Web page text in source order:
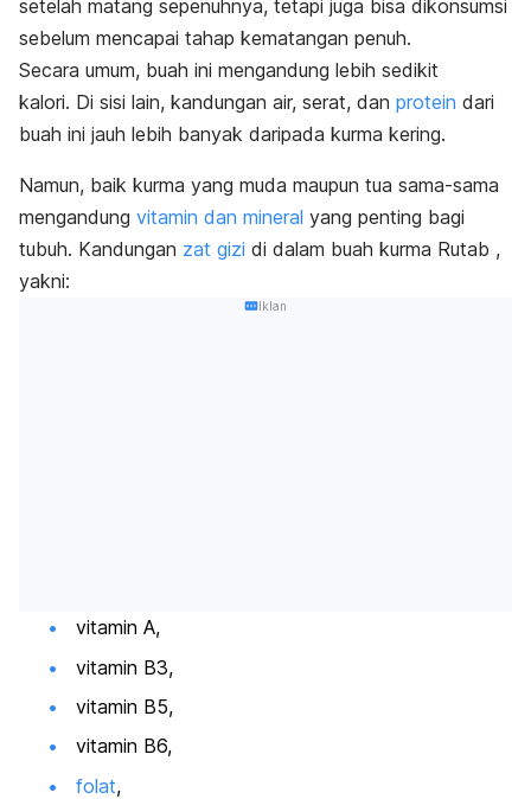
setelah matang sepenuhnya, tetapi juga bisa dikonsumsi
sebelum mencapai tahap kematangan penuh.
Secara umum, buah ini mengandung lebih sedikit
kalori. Di sisi lain, kandungan air, serat, dan protein dari
buah ini jauh lebih banyak daripada kurma kering.
Namun, baik kurma yang muda maupun tua sama-sama
mengandung vitamin dan mineral yang penting bagi
tubuh. Kandungan zat gizi di dalam buah kurma Rutab ,
yakni:
Iklan
vitamin A,
vitamin B3,
vitamin B5,
vitamin B6,
folat,